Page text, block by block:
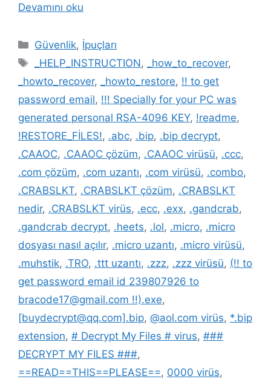
Devamını oku
Kategoriler
Güvenlik, İpuçları
Etiketler
_HELP_INSTRUCTION, _how_to_recover,
_howto_recover, _howto_restore, !! to get
password email, !!! Specially for your PC was
generated personal RSA-4096 KEY, !readme,
!RESTORE_FİLES!, .abc, .bip, .bip decrypt,
.CAAOC, .CAAOC çözüm, .CAAOC virüsü, .ccc,
.com çözüm, .com uzantı, .com virüsü, .combo,
.CRABSLKT, .CRABSLKT çözüm, .CRABSLKT
nedir, .CRABSLKT virüs, .ecc, .exx, .gandcrab,
.gandcrab decrypt, .heets, .lol, .micro, .micro
dosyası nasıl açılır, .micro uzantı, .micro virüsü,
.muhstik, .TRO, .ttt uzantı, .zzz, .zzz virüsü, (!! to
get password email id 239807926 to
bracode17@gmail.com !!).exe,
[buydecrypt@qq.com].bip, @aol.com virüs, *.bip
extension, # Decrypt My Files # virus, ###
DECRYPT MY FILES ###,
==READ==THIS==PLEASE==, 0000 virüs,